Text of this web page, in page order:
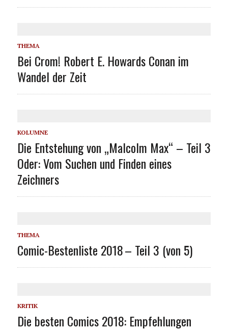
THEMA
Bei Crom! Robert E. Howards Conan im
Wandel der Zeit
KOLUMNE
Die Entstehung von „Malcolm Max“ – Teil 3
Oder: Vom Suchen und Finden eines
Zeichners
THEMA
Comic-Bestenliste 2018 – Teil 3 (von 5)
KRITIK
Die besten Comics 2018: Empfehlungen